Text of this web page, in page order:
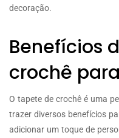
decoração.
Benefícios
crochê
O tapete de crochê é uma
trazer diversos benefícios
adicionar um toque de